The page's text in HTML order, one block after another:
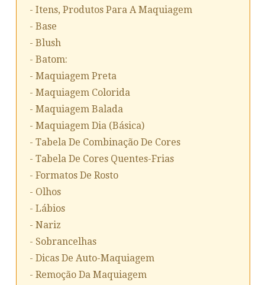
- Itens, Produtos Para A Maquiagem
- Base
- Blush
- Batom:
- Maquiagem Preta
- Maquiagem Colorida
- Maquiagem Balada
- Maquiagem Dia (básica)
- Tabela De Combinação De Cores
- Tabela De Cores Quentes-Frias
- Formatos De Rosto
- Olhos
- Lábios
- Nariz
- Sobrancelhas
- Dicas De Auto-Maquiagem
- Remoção Da Maquiagem